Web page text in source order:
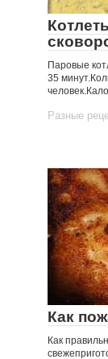
Паровые
35
Разные
Как
Как